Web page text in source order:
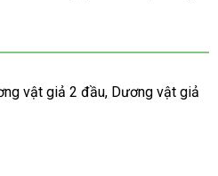
vật giả 2 đầugiao
, Dương vật giả